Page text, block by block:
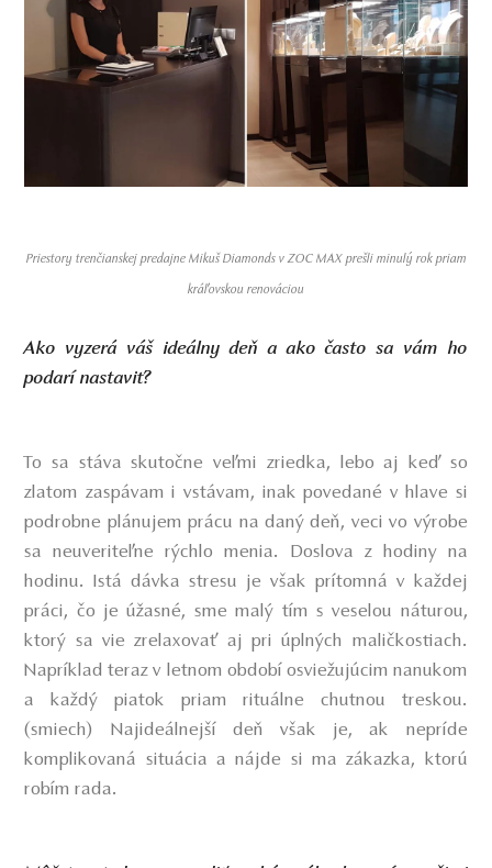
Priestory trenčianskej predajne Mikuš Diamonds v ZOC MAX prešli minulý rok priam
kráľovskou renováciou
Ako vyzerá váš ideálny deň a ako často sa vám ho
podarí nastaviť?
To sa stáva skutočne veľmi zriedka, lebo aj keď so
zlatom zaspávam i vstávam, inak povedané v hlave si
podrobne plánujem prácu na daný deň, veci vo výrobe
sa neuveriteľne rýchlo menia. Doslova z hodiny na
hodinu. Istá dávka stresu je však prítomná v každej
práci, čo je úžasné, sme malý tím s veselou náturou,
ktorý sa vie zrelaxovať aj pri úplných maličkostiach.
Napríklad teraz v letnom období osviežujúcim nanukom
a každý piatok priam rituálne chutnou treskou.
(smiech) Najideálnejší deň však je, ak nepríde
komplikovaná situácia a nájde si ma zákazka, ktorú
robím rada.